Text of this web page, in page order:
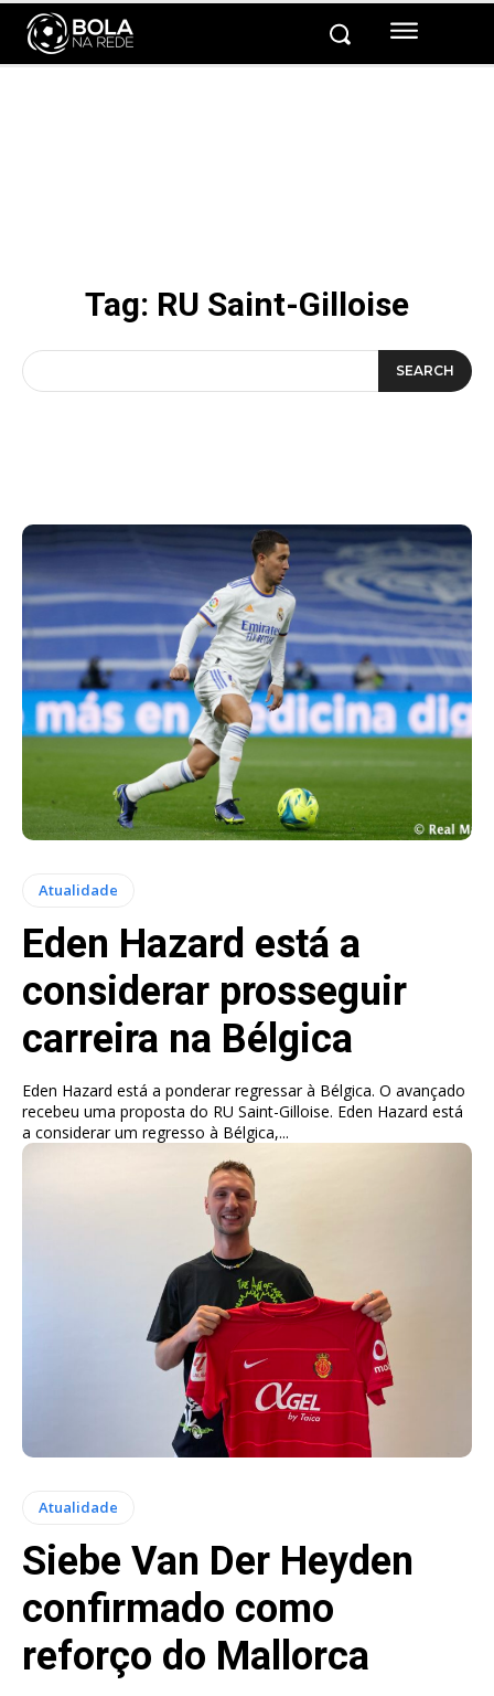
Tag: RU Saint-Gilloise
SEARCH
Atualidade
Eden Hazard está a
considerar prosseguir
carreira na Bélgica
Eden Hazard está a ponderar regressar à Bélgica. O avançado
recebeu uma proposta do RU Saint-Gilloise. Eden Hazard está
a considerar um regresso à Bélgica,...
Atualidade
Siebe Van Der Heyden
confirmado como
reforço do Mallorca